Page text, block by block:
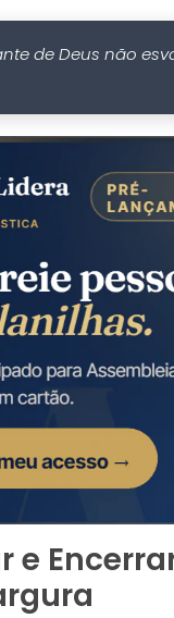
de Deus não
e